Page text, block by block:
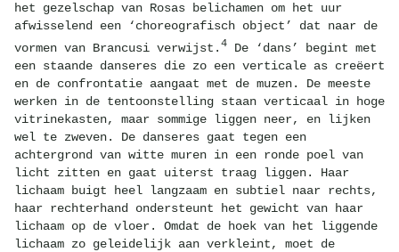
het gezelschap van Rosas belichamen om het uur
afwisselend een ‘choreografisch object’ dat naar de
vormen van Brancusi verwijst. 4De ‘dans’ begint met
een staande danseres die zo een verticale as creëert
en de confrontatie aangaat met de muzen. De meeste
werken in de tentoonstelling staan verticaal in hoge
vitrinekasten, maar sommige liggen neer, en lijken
wel te zweven. De danseres gaat tegen een
achtergrond van witte muren in een ronde poel van
licht zitten en gaat uiterst traag liggen. Haar
lichaam buigt heel langzaam en subtiel naar rechts,
haar rechterhand ondersteunt het gewicht van haar
lichaam op de vloer. Omdat de hoek van het liggende
lichaam zo geleidelijk aan verkleint, moet de